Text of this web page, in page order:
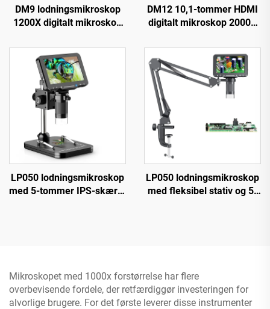
DM9 lodningsmikroskop
1200X digitalt mikroskop
DM12 10,1-tommer HDMI
digitalt mikroskop 2000X
LED'er
LP050 lodningsmikroskop
med 5-tommer IPS-skærm
LP050 lodningsmikroskop
med fleksibel stativ og 5-
Mikroskopet med 1000x forstørrelse har flere
overbevisende fordele, der retfærdiggør investeringen for
alvorlige brugere. For det første leverer disse instrumenter